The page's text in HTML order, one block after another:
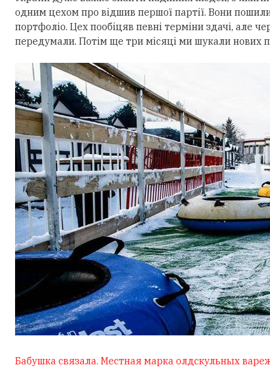
одним цехом про відшив першої партії. Вони
портфоліо. Цех пообіцяв певні терміни здачі, але
передумали. Потім ще три місяці ми шукали нових
Бабушка связала. Местная марка олдскульных